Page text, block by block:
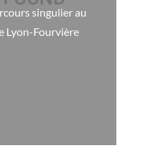
singulier au
Lyon-Fourvière